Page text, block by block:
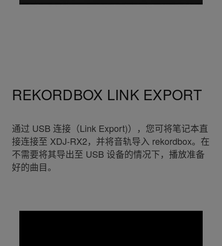
REKORDBOX LINK EXPORT
通过 USB 连接（Link Export)），您可将笔记本直
接连接至 XDJ-RX2，并将音轨导入 rekordbox。在
不需要将其导出至 USB 设备的情况下，播放准备
好的曲目。